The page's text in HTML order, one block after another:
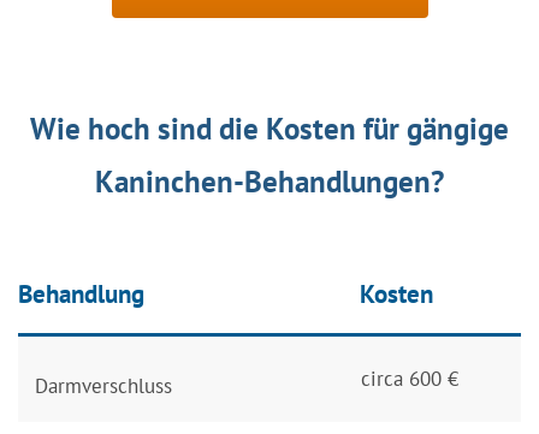
Wie hoch sind die Kosten für gängige
Kaninchen-Behandlungen?
Behandlung Kosten
Darmverschluss circa 600 €